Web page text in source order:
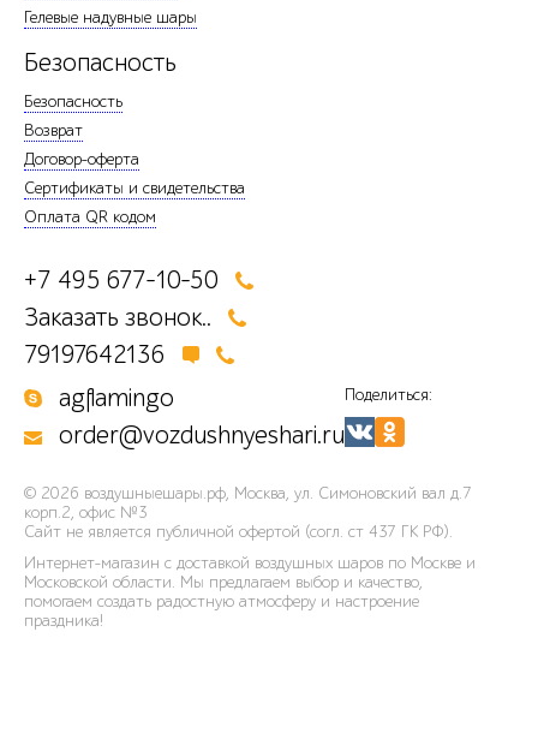
Гелевые надувные шары
Безопасность
Безопасность
Возврат
Договор-оферта
Сертификаты и свидетельства
Оплата QR кодом
+7 495 677-10-50
Заказать звонок..
79197642136
agflamingo
order@vozdushnyeshari.ru
Поделиться:
© 2026 воздушныешары.рф, Москва, ул. Симоновский вал д.7
корп.2, офис №3
Сайт не является публичной офертой (согл. ст 437 ГК РФ).
Интернет-магазин с доставкой воздушных шаров по Москве и
Московской области. Мы предлагаем выбор и качество,
помогаем создать радостную атмосферу и настроение
праздника!